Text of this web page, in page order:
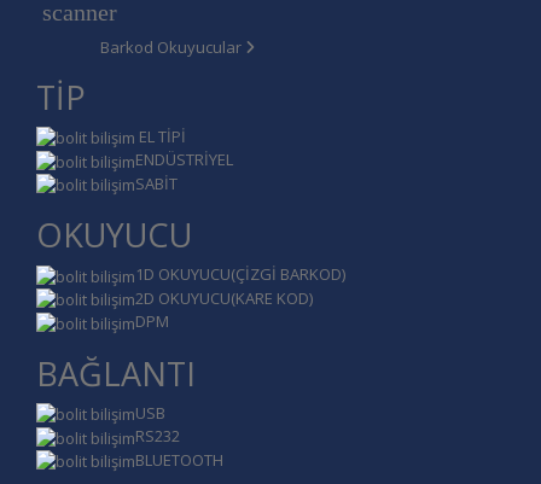
Barkod Okuyucular
TİP
EL TİPİ
ENDÜSTRİYEL
SABİT
OKUYUCU
1D OKUYUCU(ÇİZGİ BARKOD)
2D OKUYUCU(KARE KOD)
DPM
BAĞLANTI
USB
RS232
BLUETOOTH